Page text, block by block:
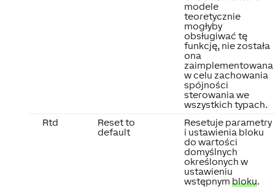
modele
teoretycznie
mogłyby
obsługiwać tę
funkcję, nie została
ona
zaimplementowana
w celu zachowania
spójności
sterowania we
wszystkich typach.
Rtd
Reset to
default
Resetuje parametry
i ustawienia bloku
do wartości
domyślnych
określonych w
ustawieniu
wstępnym bloku.